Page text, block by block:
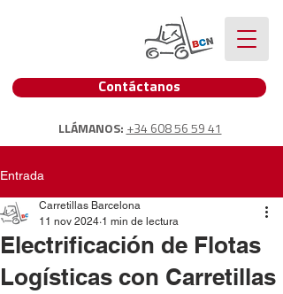
Contáctanos
LLÁMANOS: +34 608 56 59 41
Entrada
Electrificación de Flotas
Logísticas con Carretillas
Carretillas Barcelona
11 nov 2024 1 min de lectura